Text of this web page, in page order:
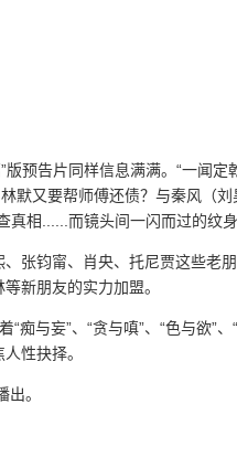
版预告片同样信息满满。“一闻
默又要帮师傅还债？与秦风（
真相......而镜头间一闪而过的纹
张钧甯、肖央、托尼贾这些老
新朋友的实力加盟。
痴与妄”、“贪与嗔”、“色与欲”
性抉择。
。